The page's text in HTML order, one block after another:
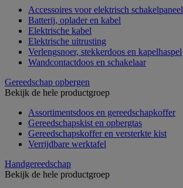
Accessoires voor elektrisch schakelpaneel
Batterij, oplader en kabel
Elektrische kabel
Elektrische uitrusting
Verlengsnoer, stekkerdoos en kapelhaspel
Wandcontactdoos en schakelaar
Gereedschap opbergen
Bekijk de hele productgroep
Assortimentsdoos en gereedschapkoffer
Gereedschapskist en opbergtas
Gereedschapskoffer en versterkte kist
Verrijdbare werktafel
Handgereedschap
Bekijk de hele productgroep